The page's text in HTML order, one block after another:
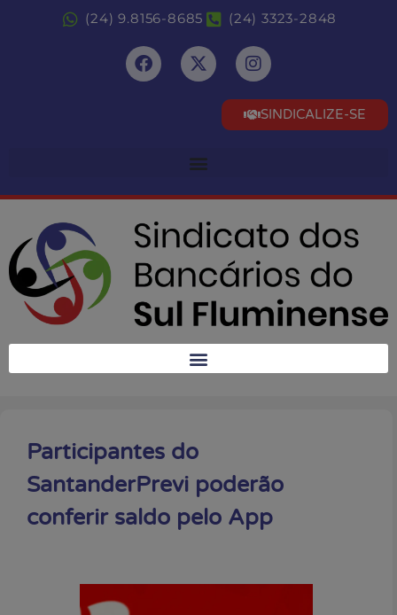
(24) 9.8156-8685 (24) 3323-2848
SINDICALIZE-SE
Participantes do
SantanderPrevi poderão
conferir saldo pelo App